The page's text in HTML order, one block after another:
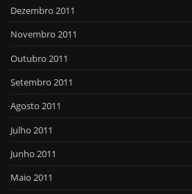
Dezembro 2011
Novembro 2011
Outubro 2011
Setembro 2011
Agosto 2011
Julho 2011
Junho 2011
Maio 2011